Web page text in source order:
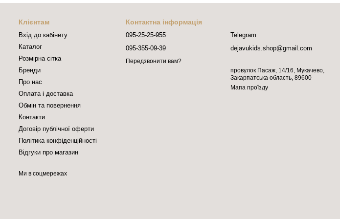
Клієнтам
Вхід до кабінету
Каталог
Розмірна сітка
Бренди
Про нас
Оплата і доставка
Обмін та повернення
Контакти
Договір публічної оферти
Політика конфіденційності
Відгуки про магазин
Ми в соцмережах
Контактна інформація
095-25-25-955
095-355-09-39
Передзвонити вам?
Telegram
dejavukids.shop@gmail.com
провулок Пасаж, 14/16, Мукачево,
Закарпатська область, 89600
Мапа проїзду